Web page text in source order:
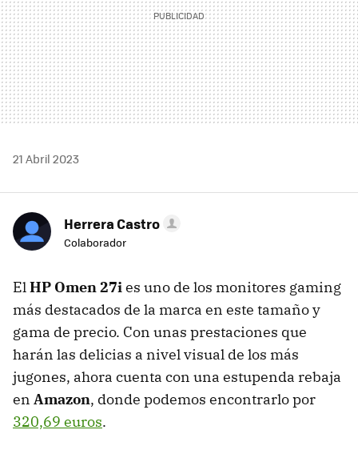
21 Abril 2023
Herrera Castro
Colaborador
ElHP Omen 27ies uno de los monitores gaming
más destacados de la marca en este tamaño y
gama de precio. Con unas prestaciones que
harán las delicias a nivel visual de los más
jugones, ahora cuenta con una estupenda rebaja
en Amazon, donde podemos encontrarlo por
320,69 euros.